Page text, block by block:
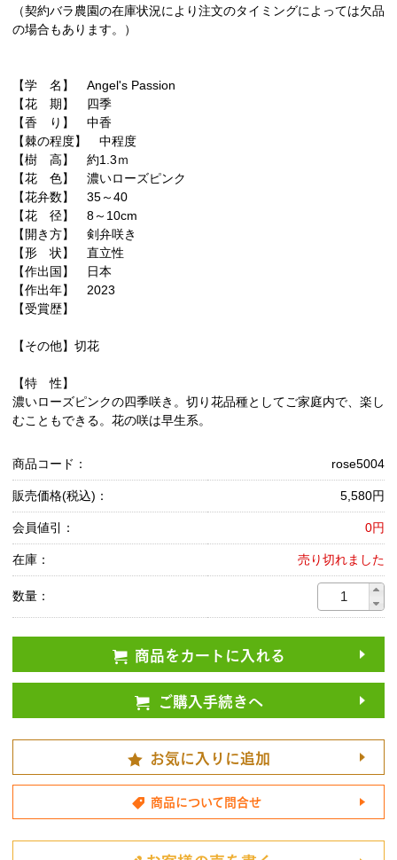
（契約バラ農園の在庫状況により注文のタイミングによっては欠品
の場合もあります。）
【学 名】 Angel's Passion
【花 期】 四季
【香 り】 中香
【棘の程度】 中程度
【樹 高】 約1.3ｍ
【花 色】 濃いローズピンク
【花弁数】 35～40
【花 径】 8～10cm
【開き方】 剣弁咲き
【形 状】 直立性
【作出国】 日本
【作出年】 2023
【受賞歴】
【その他】切花
【特 性】
濃いローズピンクの四季咲き。切り花品種としてご家庭内で、楽し
むこともできる。花の咲は早生系。
商品コード： rose5004
販売価格(税込)： 5,580円
会員値引： 0円
在庫： 売り切れました
数量：
商品をカートに入れる
ご購入手続きへ
お気に入りに追加
商品について問合せ